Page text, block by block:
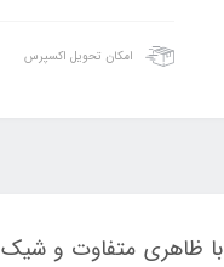
امکان تحویل اکسپرس
با ظاهری متفاوت و